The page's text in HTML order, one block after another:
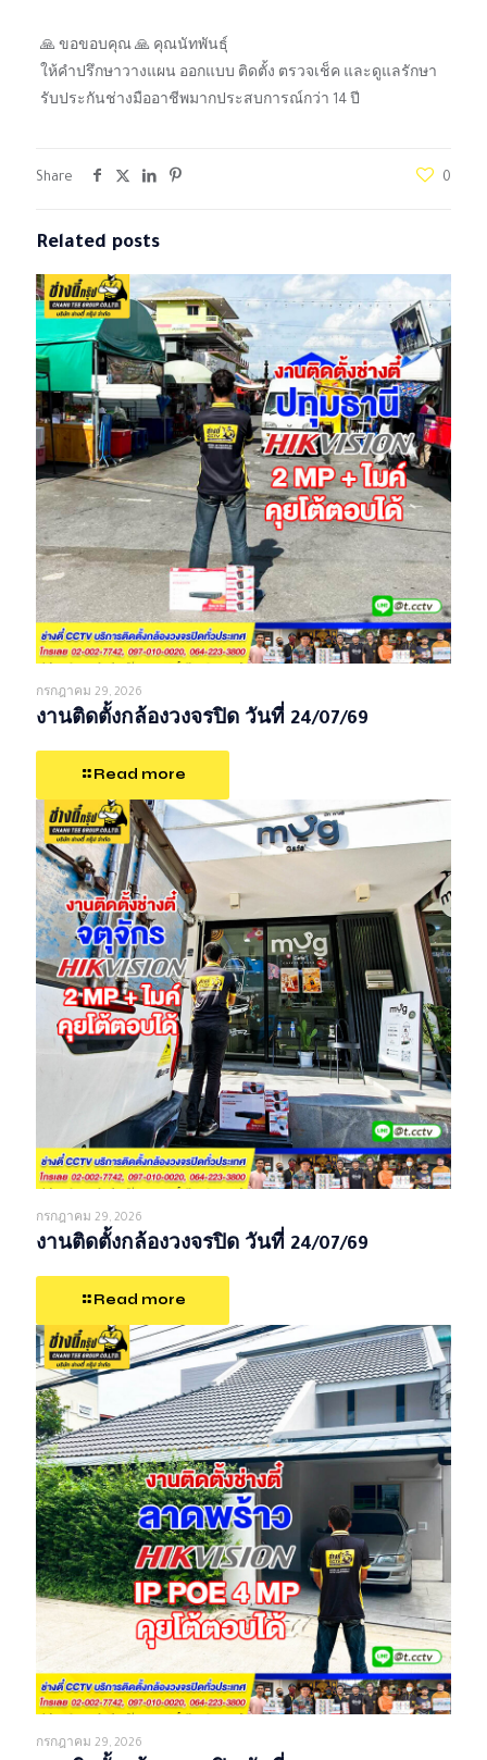
🙏 ขอขอบคุณ 🙏 คุณนัทพันธุ์
ให้คำปรึกษาวางแผน ออกแบบ ติดตั้ง ตรวจเช็ค และดูแลรักษา
รับประกันช่างมืออาชีพมากประสบการณ์กว่า 14 ปี
Share 0
Related posts
กรกฎาคม 29, 2026
งานติดตั้งกล้องวงจรปิด วันที่ 24/07/69
Read more
กรกฎาคม 29, 2026
งานติดตั้งกล้องวงจรปิด วันที่ 24/07/69
Read more
กรกฎาคม 29, 2026